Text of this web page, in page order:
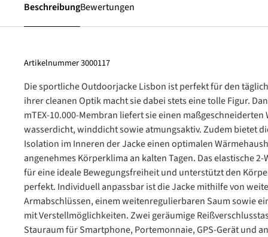
BeschreibungBewertungen
Artikelnummer3000117
Die sportliche Outdoorjacke Lisbon ist perfekt für den
ihrer cleanen Optik macht sie dabei stets eine tolle Figur.
mTEX-10.000-Membran liefert sie einen maßgeschneiderten
wasserdicht, winddicht sowie atmungsaktiv. Zudem bietet
Isolation im Inneren der Jacke einen optimalen
angenehmes Körperklima an kalten Tagen. Das elastische
für eine ideale Bewegungsfreiheit und unterstützt den
perfekt. Individuell anpassbar ist die Jacke mithilfe von
Armabschlüssen, einem weitenregulierbaren Saum sowie
mit Verstellmöglichkeiten. Zwei geräumige
Stauraum für Smartphone, Portemonnaie, GPS-Gerät und